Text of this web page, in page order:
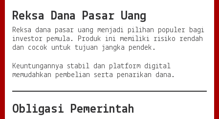
Reksa Dana Pasar Uang
Reksa dana pasar uang menjadi pilihan populer bagi
investor pemula. Produk ini memiliki risiko rendah
dan cocok untuk tujuan jangka pendek.
Keuntungannya stabil dan platform digital
memudahkan pembelian serta penarikan dana.
Obligasi Pemerintah